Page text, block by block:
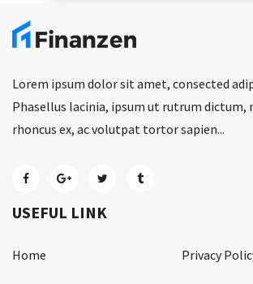
Lorem ipsum dolor sit amet, consected
Phasellus lacinia, ipsum ut rutrum dictum,
rhoncus ex, ac volutpat tortor sapien...
USEFUL LINK
Home Privacy